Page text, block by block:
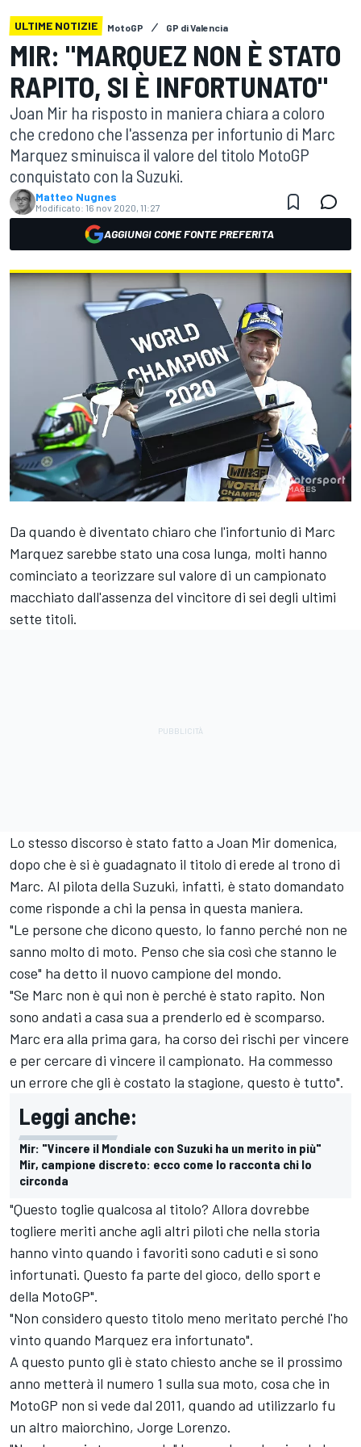
ULTIME NOTIZIE MotoGP GP di Valencia
MIR: "MARQUEZ NON È STATO
RAPITO, SI È INFORTUNATO"
Joan Mir ha risposto in maniera chiara a coloro
che credono che l'assenza per infortunio di Marc
Marquez sminuisca il valore del titolo MotoGP
conquistato con la Suzuki.
Matteo Nugnes
Modificato: 16 nov 2020, 11:27
AGGIUNGI COME FONTE PREFERITA
Da quando è diventato chiaro che l'infortunio di Marc
Marquez sarebbe stato una cosa lunga, molti hanno
cominciato a teorizzare sul valore di un campionato
macchiato dall'assenza del vincitore di sei degli ultimi
sette titoli.
Lo stesso discorso è stato fatto a Joan Mir domenica,
dopo che è si è guadagnato il titolo di erede al trono di
Marc. Al pilota della Suzuki, infatti, è stato domandato
come risponde a chi la pensa in questa maniera.
"Le persone che dicono questo, lo fanno perché non ne
sanno molto di moto. Penso che sia così che stanno le
cose" ha detto il nuovo campione del mondo.
"Se Marc non è qui non è perché è stato rapito. Non
sono andati a casa sua a prenderlo ed è scomparso.
Marc era alla prima gara, ha corso dei rischi per vincere
e per cercare di vincere il campionato. Ha commesso
un errore che gli è costato la stagione, questo è tutto".
Leggi anche:
Mir: "Vincere il Mondiale con Suzuki ha un merito in più"
Mir, campione discreto: ecco come lo racconta chi lo
circonda
"Questo toglie qualcosa al titolo? Allora dovrebbe
togliere meriti anche agli altri piloti che nella storia
hanno vinto quando i favoriti sono caduti e si sono
infortunati. Questo fa parte del gioco, dello sport e
della MotoGP".
"Non considero questo titolo meno meritato perché l'ho
vinto quando Marquez era infortunato".
A questo punto gli è stato chiesto anche se il prossimo
anno metterà il numero 1 sulla sua moto, cosa che in
MotoGP non si vede dal 2011, quando ad utilizzarlo fu
un altro maiorchino, Jorge Lorenzo.